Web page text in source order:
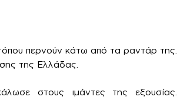
περνούν κάτω από τα ραντάρ της.
της Ελλάδας.
στους ιμάντες της εξουσίας.